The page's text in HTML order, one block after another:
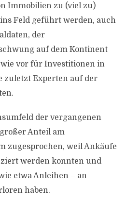
Immobilien zu (viel zu)
Feld geführt werden, auch
der
auf dem Kontinent
vor für Investitionen in
zuletzt Experten auf der
der vergangenen
Anteil am
zugesprochen, weil Ankäufe
werden konnten und
etwa Anleihen – an
haben.